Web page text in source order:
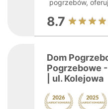
pogrzebów,
8.7
Dom
Pogrzebowe
| ul. Kolejowa